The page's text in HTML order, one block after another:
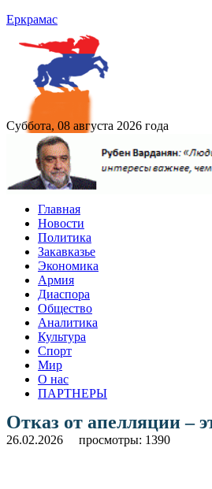
Еркрамас
Суббота, 08 августа 2026 года
Главная
Новости
Политика
Закавказье
Экономика
Армия
Диаспора
Общество
Аналитика
Культура
Спорт
Мир
О нас
ПАРТНЕРЫ
Отказ от апелляции –
26.02.2026 просмотры: 1390